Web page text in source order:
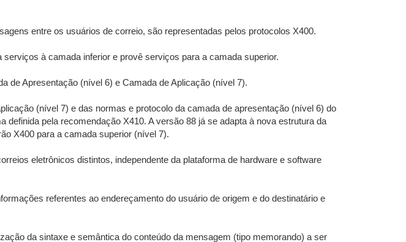
entre os usuários de correio, são representadas pelos protocolos X400.
à camada inferior e provê serviços para a camada superior.
de Apresentação (nível 6) e Camada de Aplicação (nível 7).
(nível 7) e das normas e protocolo da camada de apresentação (nível 6) do
pela recomendação X410. A versão 88 já se adapta à nova estrutura da
X400 para a camada superior (nível 7).
eletrônicos distintos, independente da plataforma de hardware e software
referentes ao endereçamento do usuário de origem e do destinatário e
da sintaxe e semântica do conteúdo da mensagem (tipo memorando) a ser